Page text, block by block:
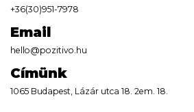
+36(30)951-7978
Email
hello@pozitivo.hu
Címünk
1065 Budapest, Lázár utca 18. 2em. 18.